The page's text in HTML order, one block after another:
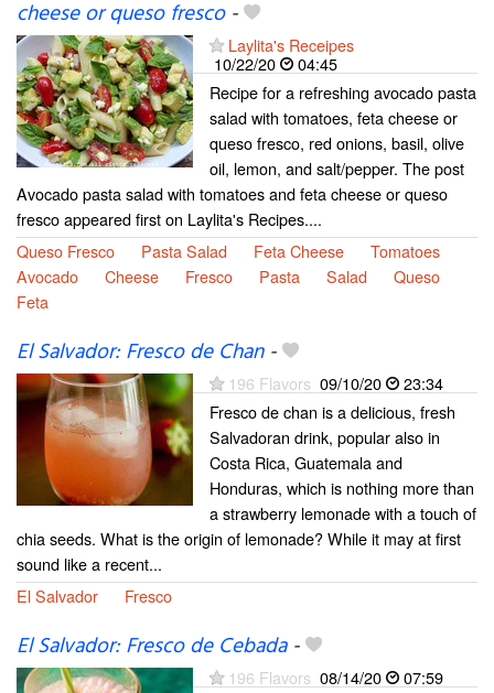
cheese or queso fresco-
Laylita's Receipes
10/22/20
04:45
Recipe for a refreshing avocado pasta
salad with tomatoes, feta cheese or
queso fresco, red onions, basil, olive
oil, lemon, and salt/pepper. The post
Avocado pasta salad with tomatoes and feta cheese or queso
fresco appeared first on Laylita's Recipes....
Queso Fresco
Pasta Salad Feta Cheese
Tomatoes
Avocado
Cheese Fresco Pasta Salad
Queso
Feta
El Salvador: Fresco de Chan-
196 Flavors 09/10/20
23:34
Fresco de chan is a delicious, fresh
Salvadoran drink, popular also in
Costa Rica, Guatemala and
Honduras, which is nothing more than
a strawberry lemonade with a touch of
chia seeds. What is the origin of lemonade? While it may at first
sound like a recent...
El Salvador
Fresco
El Salvador: Fresco de Cebada-
196 Flavors 08/14/20
07:59